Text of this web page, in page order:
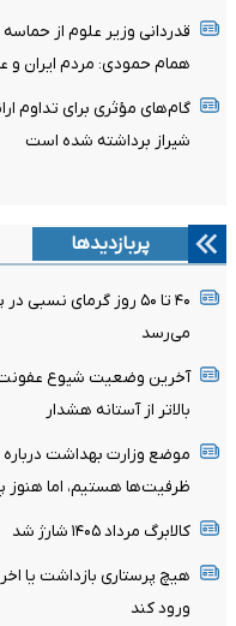
قدردانی وزیر علوم از
همام حمودی: مردم ایران
گام‌های مؤثری برای تداوم
شیراز برداشته شده است
پربازدیدها
می‌رسد
آخرین وضعیت شیوع
بالاتر از آستانه هشدار
ظرفیت‌ها هستیم، اما
کالابرگ مرداد ۱۴۰۵ شارژ شد
هیچ پرستاری بازداشت یا
ورود کند